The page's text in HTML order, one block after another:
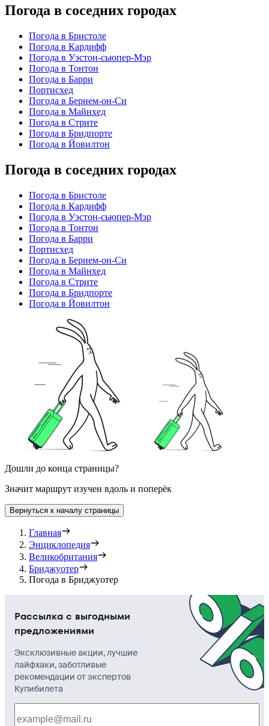
Погода в соседних городах
Погода в Бристоле
Погода в Кардифф
Погода в Уэстон-сьюпер-Мэр
Погода в Тонтон
Погода в Барри
Портисхед
Погода в Бернем-он-Си
Погода в Майнхед
Погода в Стрите
Погода в Бридпорте
Погода в Йовилтон
Погода в соседних городах
Погода в Бристоле
Погода в Кардифф
Погода в Уэстон-сьюпер-Мэр
Погода в Тонтон
Погода в Барри
Портисхед
Погода в Бернем-он-Си
Погода в Майнхед
Погода в Стрите
Погода в Бридпорте
Погода в Йовилтон
Дошли до конца страницы?
Значит маршрут изучен вдоль и поперёк
Вернуться к началу страницы
Главная
Энциклопедия
Великобритания
Бриджуотер
Погода в Бриджуотер
Рассылка с выгодными
предложениями
Эксклюзивные акции, лучшие
лайфхаки, заботливые
рекомендации от экспертов
Купибилета